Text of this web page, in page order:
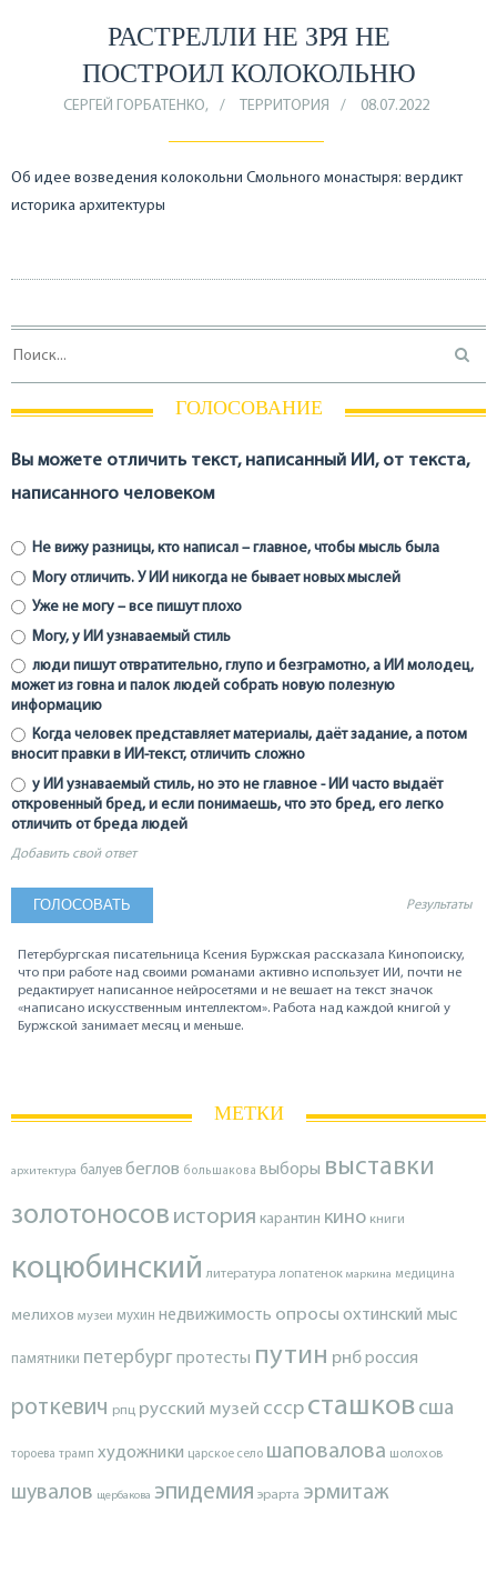
РАСТРЕЛЛИ НЕ ЗРЯ НЕ
ПОСТРОИЛ КОЛОКОЛЬНЮ
СЕРГЕЙ ГОРБАТЕНКО, ТЕРРИТОРИЯ 08.07.2022
Об идее возведения колокольни Смольного монастыря: вердикт
историка архитектуры
ГОЛОСОВАНИЕ
Вы можете отличить текст, написанный ИИ, от текста,
написанного человеком
Не вижу разницы, кто написал – главное, чтобы мысль была
Могу отличить. У ИИ никогда не бывает новых мыслей
Уже не могу – все пишут плохо
Могу, у ИИ узнаваемый стиль
люди пишут отвратительно, глупо и безграмотно, а ИИ молодец,
может из говна и палок людей собрать новую полезную
информацию
Когда человек представляет материалы, даёт задание, а потом
вносит правки в ИИ-текст, отличить сложно
у ИИ узнаваемый стиль, но это не главное - ИИ часто выдаёт
откровенный бред, и если понимаешь, что это бред, его легко
отличить от бреда людей
Добавить свой ответ
Результаты
Петербургская писательница Ксения Буржская рассказала Кинопоиску,
что при работе над своими романами активно использует ИИ, почти не
редактирует написанное нейросетями и не вешает на текст значок
«написано искусственным интеллектом». Работа над каждой книгой у
Буржской занимает месяц и меньше.
МЕТКИ
архитектура балуев беглов большакова выборы выставки
золотоносов история карантин кино книги
коцюбинский литература лопатенок маркина медицина
мелихов музеи мухин недвижимость опросы охтинский мыс
памятники петербургпротесты путин рнброссия
роткевич рпц русский музей ссср сташков сша
тороева трамп художники царское село шаповалова шолохов
шувалов щербакова эпидемия эрарта эрмитаж